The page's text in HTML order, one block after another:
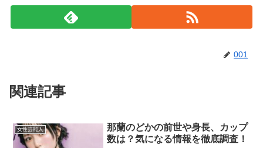
001
関連記事
女性芸能人
那蘭のどかの前世や身長、カップ
数は？気になる情報を徹底調査！